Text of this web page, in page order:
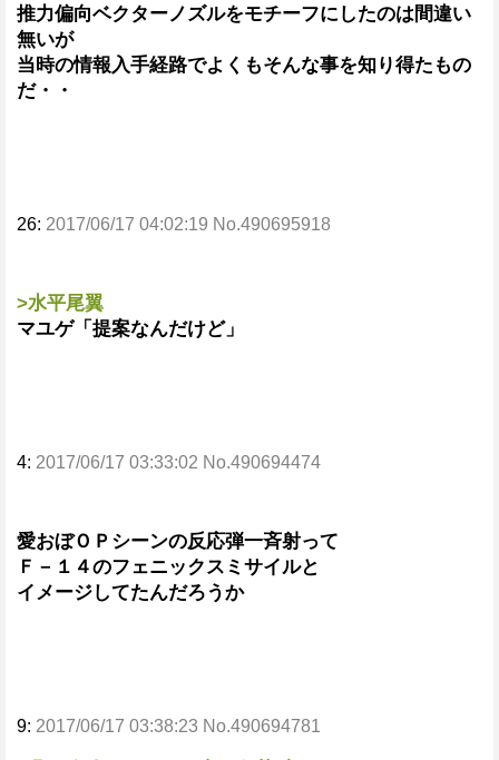
推力偏向ベクターノズルをモチーフにしたのは間違い
無いが
当時の情報入手経路でよくもそんな事を知り得たもの
だ・・
26: 2017/06/17 04:02:19 No.490695918
>水平尾翼
マユゲ「提案なんだけど」
4: 2017/06/17 03:33:02 No.490694474
愛おぼＯＰシーンの反応弾一斉射って
Ｆ－１４のフェニックスミサイルと
イメージしてたんだろうか
9: 2017/06/17 03:38:23 No.490694781